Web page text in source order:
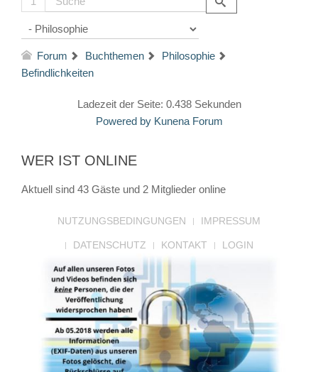
Forum Buchthemen
Philosophie
Befindlichkeiten
Ladezeit der Seite: 0.438 Sekunden
Powered by Kunena Forum
WER IST ONLINE
Aktuell sind 43 Gäste und 2 Mitglieder online
NUTZUNGSBEDINGUNGEN IMPRESSUM
DATENSCHUTZ KONTAKT LOGIN